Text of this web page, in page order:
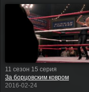
11 сезон 15 серия
За борцовским ковром
2016-02-24